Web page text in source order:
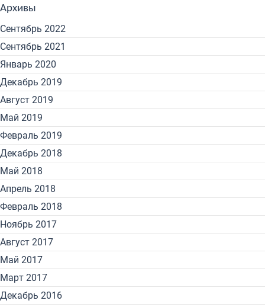
Архивы
Сентябрь 2022
Сентябрь 2021
Январь 2020
Декабрь 2019
Август 2019
Май 2019
Февраль 2019
Декабрь 2018
Май 2018
Апрель 2018
Февраль 2018
Ноябрь 2017
Август 2017
Май 2017
Март 2017
Декабрь 2016